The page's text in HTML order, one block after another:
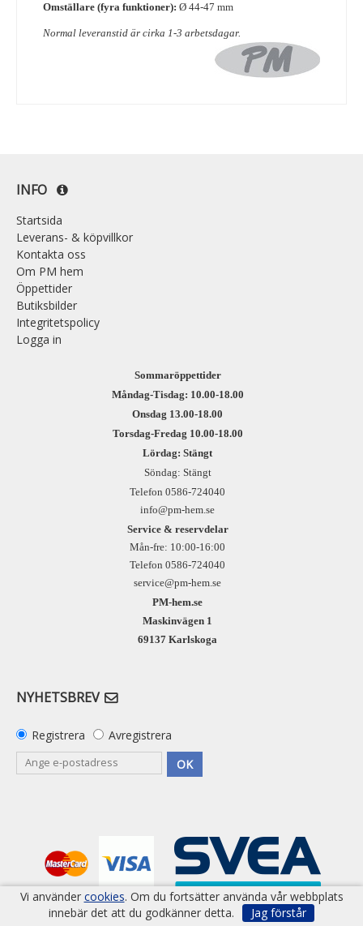
Vi använder cookies. Om du fortsätter använda vår webbplats
innebär det att du godkänner detta.
Jag förstår
Omställare (fyra funktioner): Ø 44-47 mm
Normal leveranstid är cirka 1-3 arbetsdagar.
INFO
Startsida
Leverans- & köpvillkor
Kontakta oss
Om PM hem
Öppettider
Butiksbilder
Integritetspolicy
Logga in
Sommaröppettider
Måndag-Tisdag: 10.00-18.00
Onsdag 13.00-18.00
Torsdag-Fredag 10.00-18.00
Lördag: Stängt
Söndag: Stängt
Telefon 0586-724040
info@pm-hem.se
Service & reservdelar
Mån-fre: 10:00-16:00
Telefon 0586-724040
service@pm-hem.se
PM-hem.se
Maskinvägen 1
69137 Karlskoga
NYHETSBREV
Registrera
Avregistrera
OK